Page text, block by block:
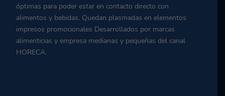
óptimas para poder estar en contacto directo con
alimentos y bebidas. Quedan plasmadas en elementos
impresos promocionales Desarrollados por marcas
alimenticias y empresa medianas y pequeñas del canal
HORECA.